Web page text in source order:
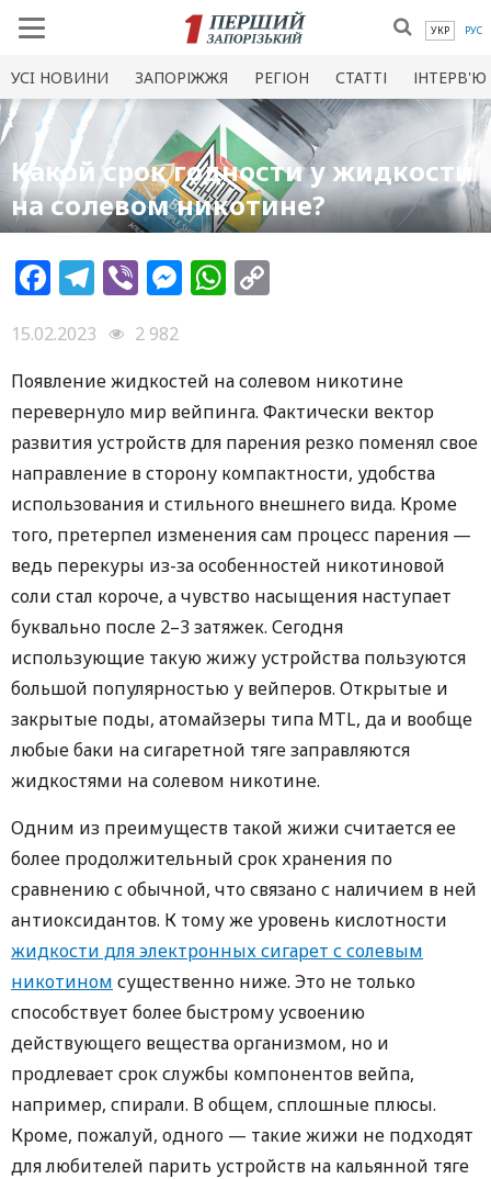
УКР РУС
УСI НОВИНИ ЗАПОРІЖЖЯ РЕГІОН СТАТТІ ІНТЕРВ'Ю
Какой срок годности у жидкости
на солевом никотине?
Facebook
Telegram
ViberMessenger
WhatsApp
15.02.2023
2 982
Появление жидкостей на солевом никотине
перевернуло мир вейпинга. Фактически вектор
развития устройств для парения резко поменял свое
направление в сторону компактности, удобства
использования и стильного внешнего вида. Кроме
того, претерпел изменения сам процесс парения —
ведь перекуры из-за особенностей никотиновой
соли стал короче, а чувство насыщения наступает
буквально после 2–3 затяжек. Сегодня
использующие такую жижу устройства пользуются
большой популярностью у вейперов. Открытые и
закрытые поды, атомайзеры типа MTL, да и вообще
любые баки на сигаретной тяге заправляются
жидкостями на солевом никотине.
Одним из преимуществ такой жижи считается ее
более продолжительный срок хранения по
сравнению с обычной, что связано с наличием в ней
антиоксидантов. К тому же уровень кислотности
жидкости для электронных сигарет с солевым
никотином существенно ниже. Это не только
способствует более быстрому усвоению
действующего вещества организмом, но и
продлевает срок службы компонентов вейпа,
например, спирали. В общем, сплошные плюсы.
Кроме, пожалуй, одного — такие жижи не подходят
для любителей парить устройств на кальянной тяге